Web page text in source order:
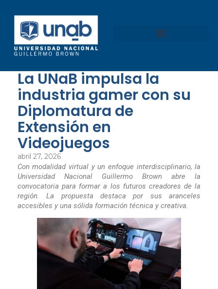
La UNaB impulsa la
industria gamer con su
Diplomatura de
Extensión en
Videojuegos
abril 27, 2026
Con modalidad virtual y un enfoque interdisciplinario, la
Universidad Nacional Guillermo Brown abre la
convocatoria para formar a los futuros creadores de la
región. La propuesta destaca por sus aranceles
accesibles y una sólida formación técnica y creativa.